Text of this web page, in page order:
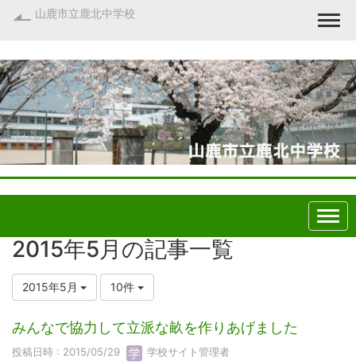
山鹿市立鹿北中学校
2015年5月の記事一覧
2015年5月 10件
みんなで協力して立派な畝を作りあげました
投稿日時 : 2015/05/29 学校サイト管理者